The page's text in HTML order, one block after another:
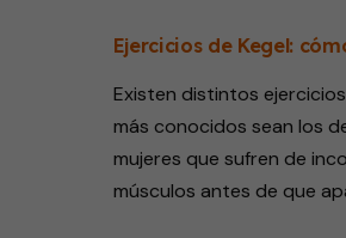
Ejercicios de Kegel:
Existen distintos
más conocidos sean los
mujeres que sufren de
músculos antes de que